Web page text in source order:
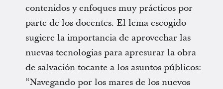
contenidos y enfoques muy prácticos por
parte de los docentes. El lema escogido
sugiere la importancia de aprovechar las
nuevas tecnologias para apresurar la obra
de salvación tocante a los asuntos públicos:
“Navegando por los mares de los nuevos